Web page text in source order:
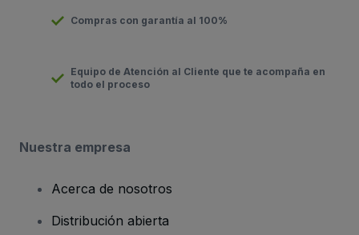
Compras con garantía al 100%
Equipo de Atención al Cliente que te acompaña en
todo el proceso
Nuestra empresa
Acerca de nosotros
Distribución abierta